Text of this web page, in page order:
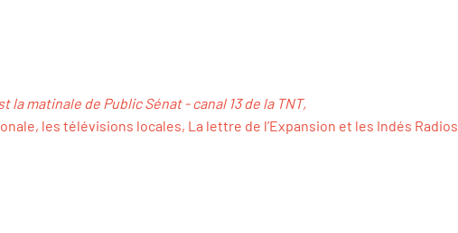
la matinale de Public Sénat - canal 13 de la TNT,
les télévisions locales, La lettre de l’Expansion et les Indés Radios